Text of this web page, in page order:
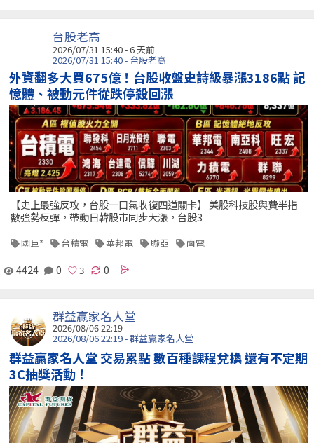
台股老高
2026/07/31 15:40 - 6 天前
2026/07/31 15:40 - 台股老高
外資翻多大買675億！台股收盤史詩級暴漲3186點 記
憶體、被動元件從跌停殺回漲
【史上最強反攻，台股一口氣收復四道關卡】 美股科技股與費半指
數強勢反彈，帶動日韓股市同步大漲，台股3
國巨* 台積電 華邦電 聯亞 南電
4424 0 0
群益贏家名人堂
2026/08/06 22:19 -
2026/08/06 22:19 - 群益贏家名人堂
群益贏家名人堂 交易累點 數百種課程兌換 還有不定期
3C抽獎活動！